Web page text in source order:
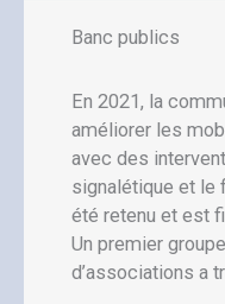
Banc publics
En 2021, la
améliorer les
avec des
signalétique et le
été retenu et est
Un premier
d’associations a